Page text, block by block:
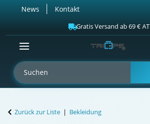
News Kontakt
Gratis Versand ab 69 € AT
Zurück zur Liste Bekleidung